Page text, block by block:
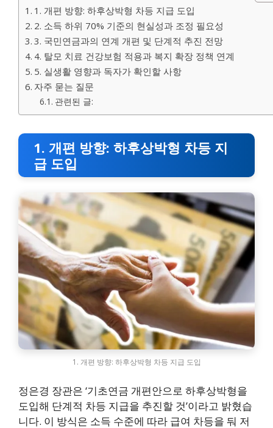
1. 개편 방향: 하후상박형 차등 지급 도입
2. 소득 하위 70% 기준의 현실성과 조정 필요성
3. 국민연금과의 연계 개편 및 단계적 추진 전망
4. 탈모 치료 건강보험 적용과 복지 확장 정책 연계
5. 실생활 영향과 독자가 확인할 사항
자주 묻는 질문
관련된 글:
1. 개편 방향: 하후상박형 차등 지
급 도입
1. 개편 방향: 하후상박형 차등 지급 도입
정은경 장관은 ‘기초연금 개편안으로 하후상박형을
도입해 단계적 차등 지급을 추진할 것’이라고 밝혔습
니다. 이 방식은 소득 수준에 따라 급여 차등을 둬 저